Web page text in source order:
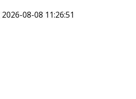
2026-08-08 11:26:51